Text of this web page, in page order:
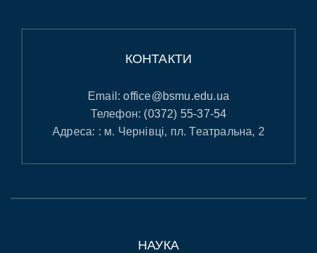
КОНТАКТИ
Email:office@bsmu.edu.ua
Телефон: (0372) 55-37-54
Адреса: : м. Чернівці, пл. Театральна, 2
НАУКА